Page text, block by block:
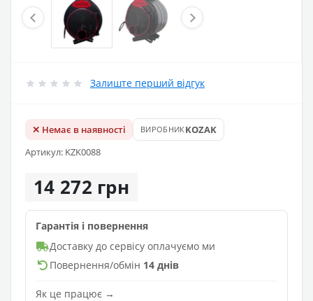
Залиште перший відгук
✕ Немає в наявності ВИРОБНИКKOZAK
Артикул: KZK0088
14 272 грн
Гарантія і повернення
Доставку до сервісу оплачуємо ми
Повернення/обмін 14 днів
Як це працює →